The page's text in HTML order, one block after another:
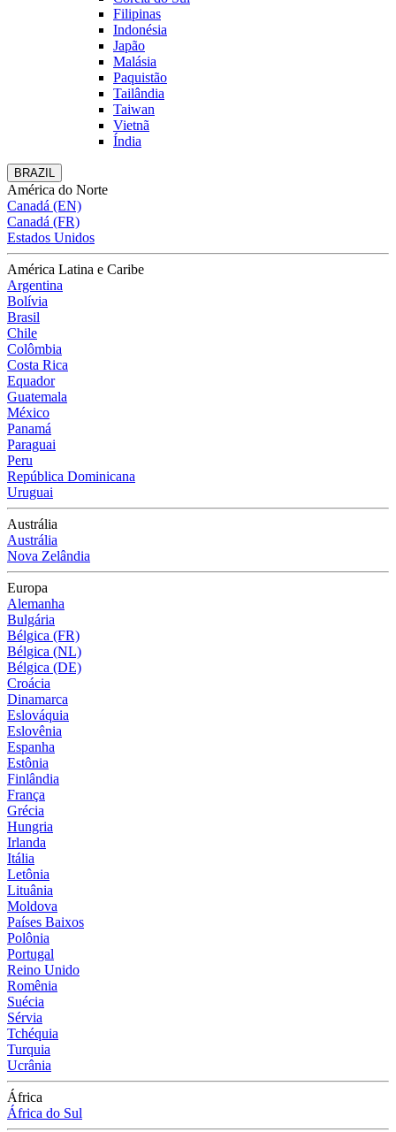
Filipinas
Indonésia
Japão
Malásia
Paquistão
Tailândia
Taiwan
Vietnã
Índia
BRAZIL
América do Norte
Canadá (EN)
Canadá (FR)
Estados Unidos
América Latina e Caribe
Argentina
Bolívia
Brasil
Chile
Colômbia
Costa Rica
Equador
Guatemala
México
Panamá
Paraguai
Peru
República Dominicana
Uruguai
Austrália
Austrália
Nova Zelândia
Europa
Alemanha
Bulgária
Bélgica (FR)
Bélgica (NL)
Bélgica (DE)
Croácia
Dinamarca
Eslováquia
Eslovênia
Espanha
Estônia
Finlândia
França
Grécia
Hungria
Irlanda
Itália
Letônia
Lituânia
Moldova
Países Baixos
Polônia
Portugal
Reino Unido
Romênia
Suécia
Sérvia
Tchéquia
Turquia
Ucrânia
África
África do Sul